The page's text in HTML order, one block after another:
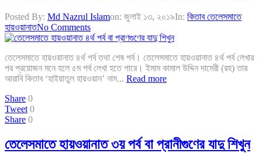
Posted By: Md Nazrul Islamon: জুলাই ১৩, ২০১৯In: কিতাব তেলেসমাতে
হায়ওয়ানাতNo Comments
তেলেসমাতে হায়ওয়ানাত ৪র্থ পর্ব তথা শেষ পর্ব। তেলেসমাতে হায়ওয়ানাত ৪র্থ পর্ব লেখার
পর প্রয়োজন মনে হলে ৫ম পর্ব লেখা হতে পারে। ইমাম কামাল উদ্দিন দামেরী (রহ) তার
আরাবি কিতাব ‘হাইয়াতুল হায়ওয়ান’ নাম... Read more
Share 0
Tweet 0
Share 0
তেলেসমাতে হায়ওয়ানাত ৩য় পর্ব বা প্রানীগুণের যাদু শিখুন